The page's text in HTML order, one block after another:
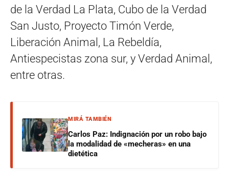
de la Verdad La Plata, Cubo de la Verdad
San Justo, Proyecto Timón Verde,
Liberación Animal, La Rebeldía,
Antiespecistas zona sur, y Verdad Animal,
entre otras.
MIRÁ TAMBIÉN
Carlos Paz: Indignación por un robo bajo
la modalidad de «mecheras» en una
dietética